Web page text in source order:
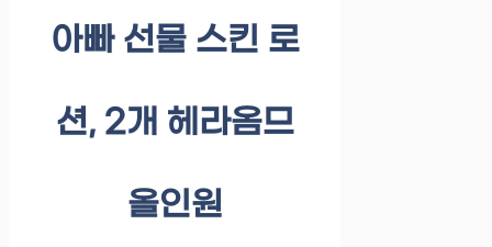
아빠 선물 스킨 로
션, 2개 헤라옴므
올인원